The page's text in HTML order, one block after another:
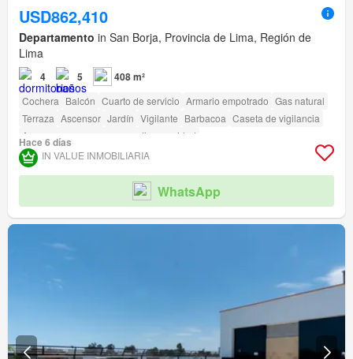
USD862,410
Departamento in San Borja, Provincia de Lima, Región de
Lima
4 5 408 m²
Cochera Balcón Cuarto de servicio Armario empotrado Gas natural
Terraza Ascensor Jardín Vigilante Barbacoa Caseta de vigilancia
Acceso para personas con discapacidad
Hace 6 días
IN VALUE INMOBILIARIA
WhatsApp